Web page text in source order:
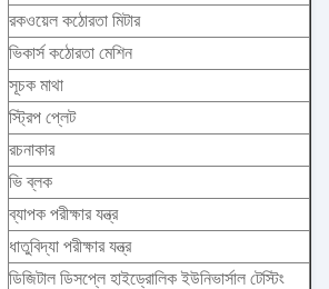
রকওয়েল কঠোরতা মিটার
ভিকার্স কঠোরতা মেশিন
সূচক মাথা
স্ট্রিপ প্লেট
রচনাকার
ভি ব্লক
ব্যাপক পরীক্ষার যন্ত্র
ধাতুবিদ্যা পরীক্ষার যন্ত্র
ডিজিটাল ডিসপ্লে হাইড্রোলিক ইউনিভার্সাল টেস্টিং